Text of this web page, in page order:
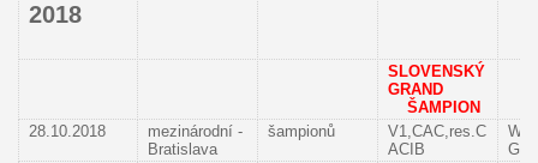
2018
SLOVENSKÝ
GRAND
ŠAMPION
28.10.2018
mezinárodní -
Bratislava
šampionů
V1,CAC,res.C
ACIB